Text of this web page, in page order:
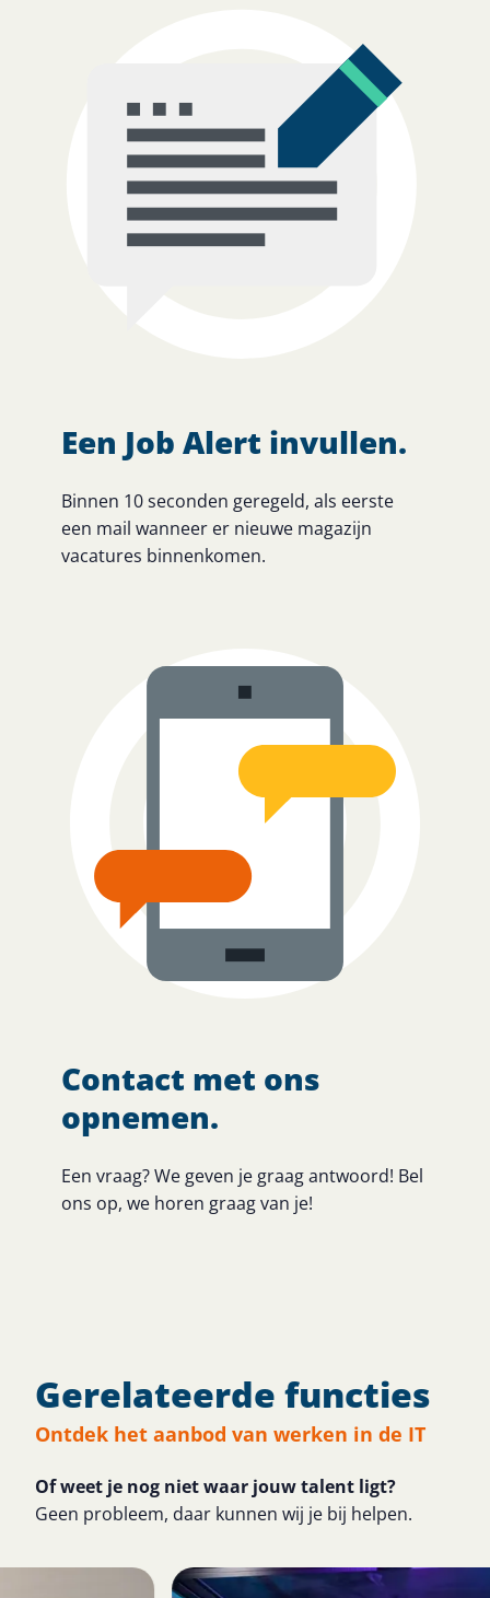
Een Job Alert invullen.
Binnen 10 seconden geregeld, als eerste
een mail wanneer er nieuwe magazijn
vacatures binnenkomen.
Contact met ons
opnemen.
Een vraag? We geven je graag antwoord! Bel
ons op, we horen graag van je!
Gerelateerde functies
Ontdek het aanbod van werken in de IT
Of weet je nog niet waar jouw talent ligt?​
Geen probleem, daar kunnen wij je bij helpen.